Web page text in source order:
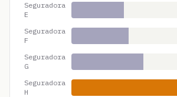
Seguradora
E
Seguradora
F
Seguradora
G
Seguradora
H